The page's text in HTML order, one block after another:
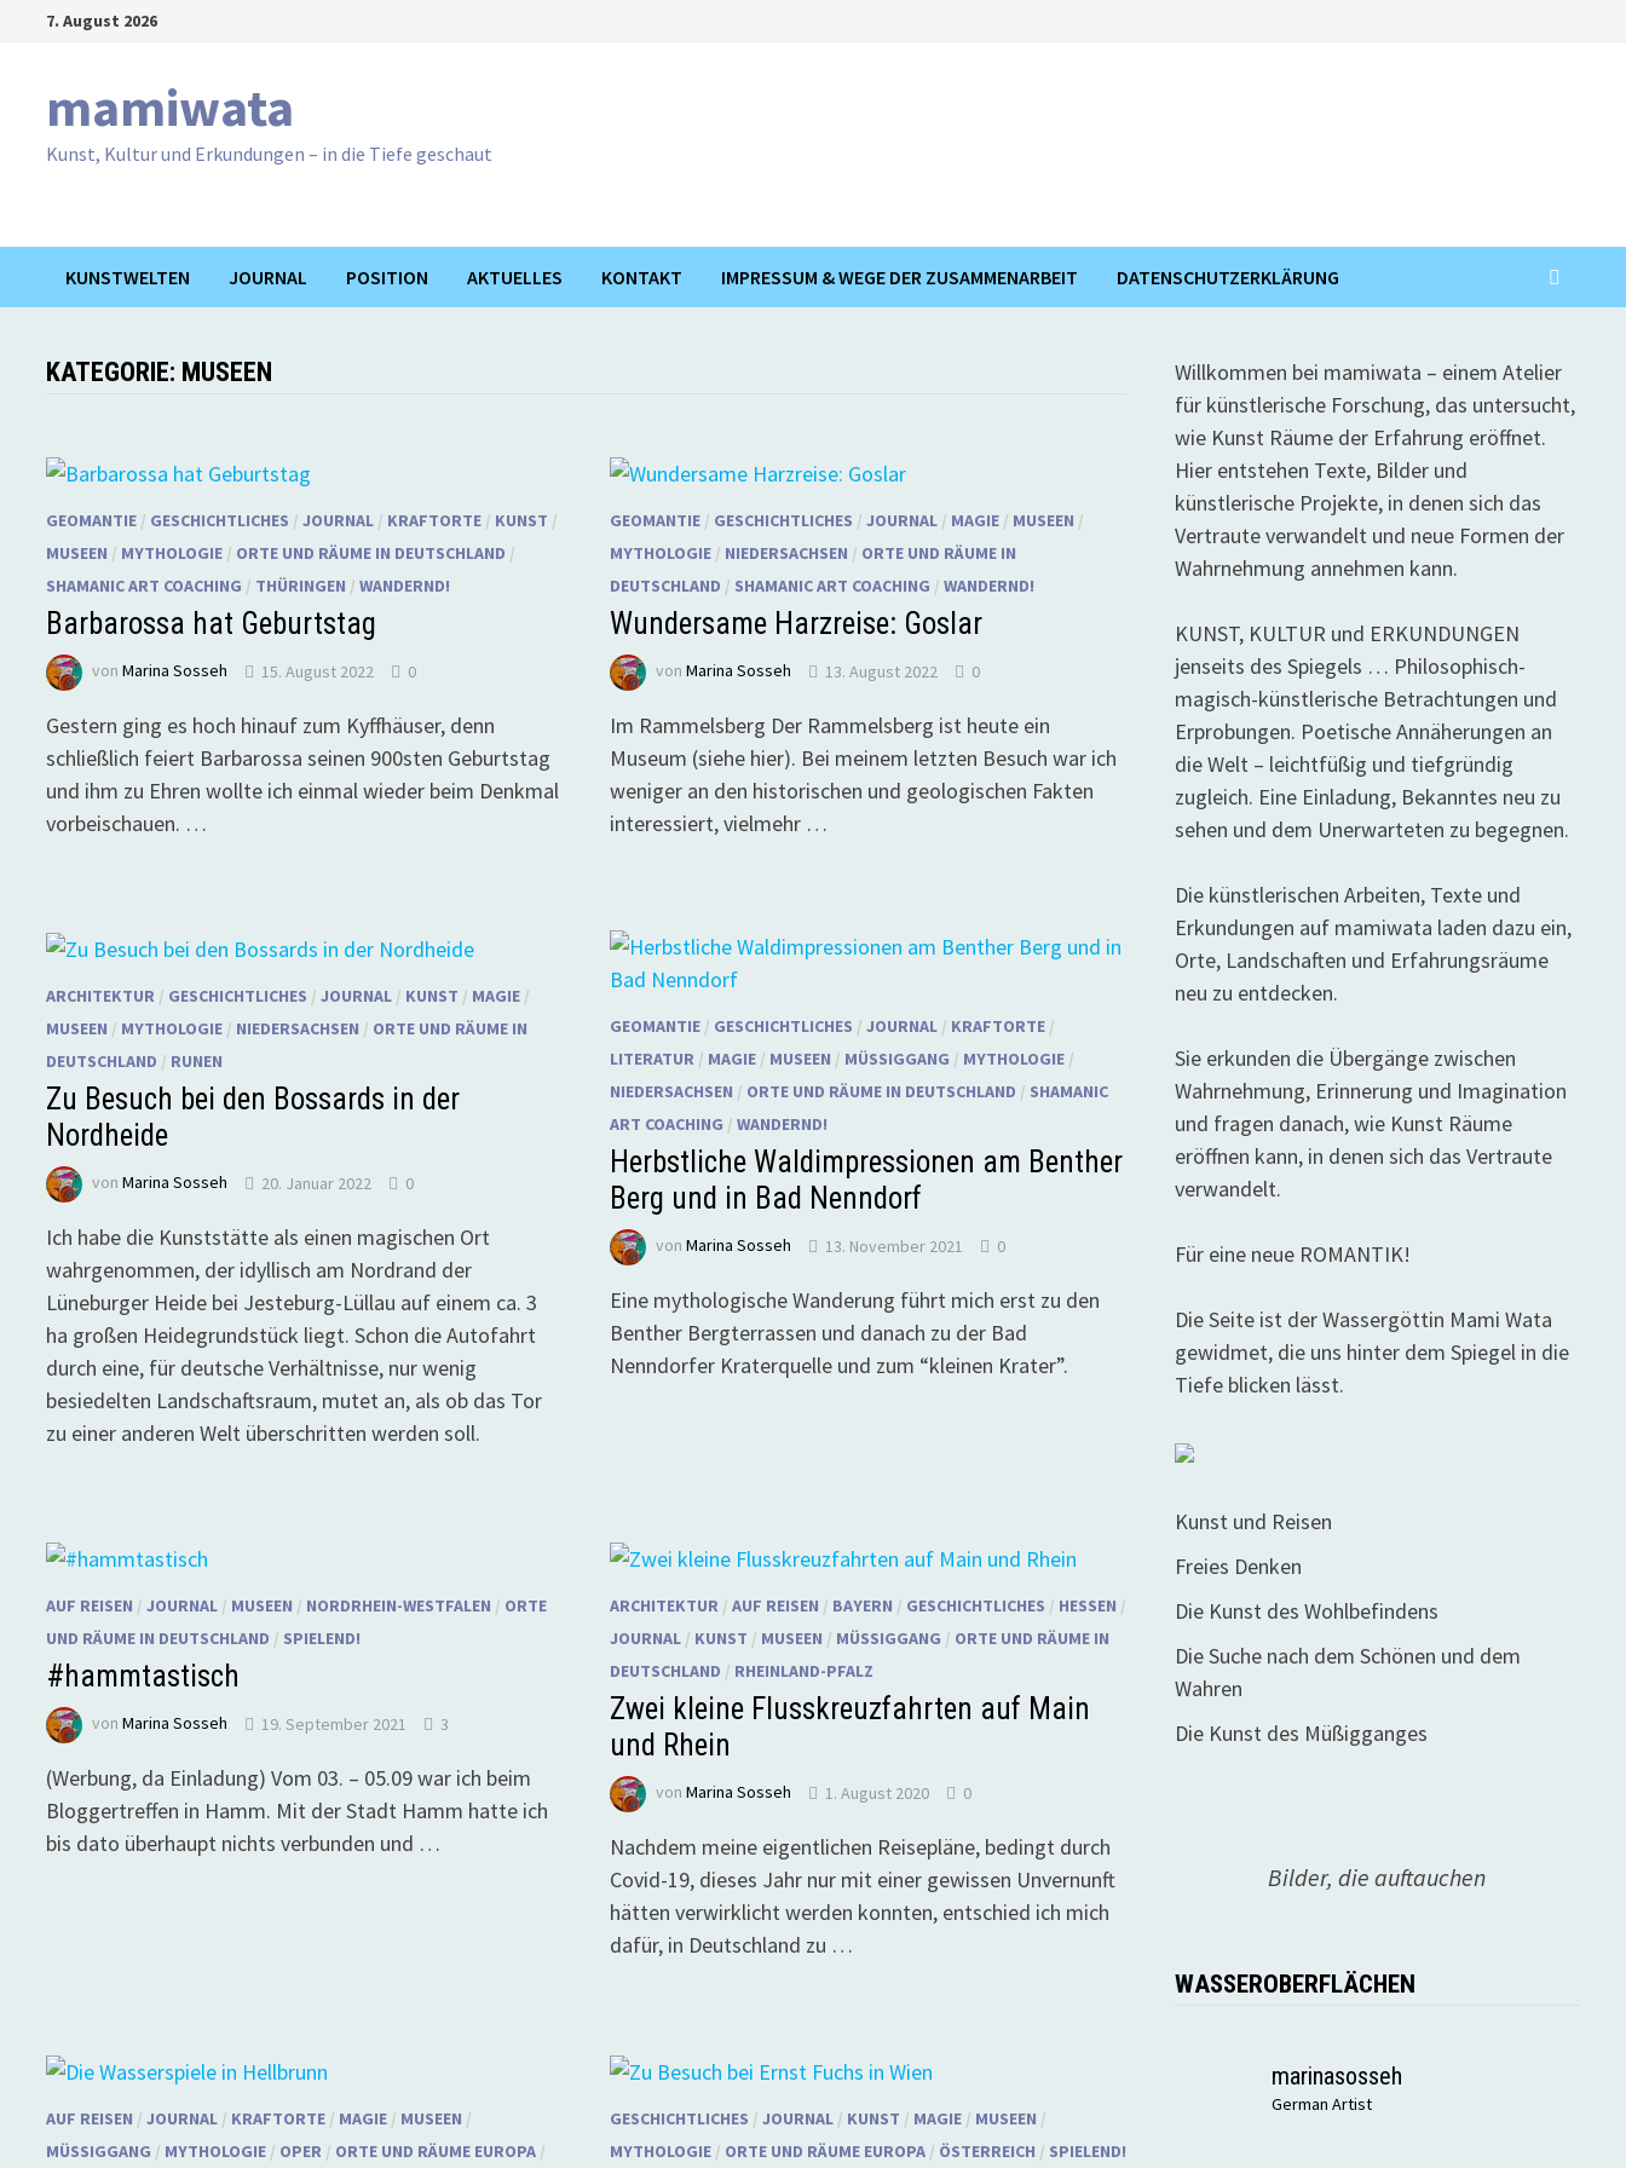
7. August 2026
mamiwata
Kunst, Kultur und Erkundungen – in die Tiefe geschaut
KUNSTWELTEN JOURNAL POSITION AKTUELLES KONTAKT IMPRESSUM & WEGE DER ZUSAMMENARBEIT DATENSCHUTZERKLÄRUNG
KATEGORIE: MUSEEN
GEOMANTIE / GESCHICHTLICHES /JOURNAL / KRAFTORTE / KUNST /
MUSEEN / MYTHOLOGIE / ORTE UND RÄUME IN DEUTSCHLAND /
SHAMANIC ART COACHING / THÜRINGEN /WANDERND!
Barbarossa hat Geburtstag
vonMarina Sosseh 15. August 2022 0
Gestern ging es hoch hinauf zum Kyffhäuser, denn
schließlich feiert Barbarossa seinen 900sten Geburtstag
und ihm zu Ehren wollte ich einmal wieder beim Denkmal
vorbeischauen. …
GEOMANTIE/ GESCHICHTLICHES / JOURNAL/ MAGIE/ MUSEEN /
MYTHOLOGIE/ NIEDERSACHSEN / ORTE UND RÄUME IN
DEUTSCHLAND / SHAMANIC ART COACHING / WANDERND!
Wundersame Harzreise: Goslar
von Marina Sosseh 13. August 2022 0
Im Rammelsberg Der Rammelsberg ist heute ein
Museum (siehe hier). Bei meinem letzten Besuch war ich
weniger an den historischen und geologischen Fakten
interessiert, vielmehr …
ARCHITEKTUR / GESCHICHTLICHES /JOURNAL / KUNST / MAGIE /
MUSEEN / MYTHOLOGIE / NIEDERSACHSEN / ORTE UND RÄUME IN
DEUTSCHLAND / RUNEN
Zu Besuch bei den Bossards in der
Nordheide
vonMarina Sosseh 20. Januar 2022 0
Ich habe die Kunststätte als einen magischen Ort
wahrgenommen, der idyllisch am Nordrand der
Lüneburger Heide bei Jesteburg-Lüllau auf einem ca. 3
ha großen Heidegrundstück liegt. Schon die Autofahrt
durch eine, für deutsche Verhältnisse, nur wenig
besiedelten Landschaftsraum, mutet an, als ob das Tor
zu einer anderen Welt überschritten werden soll.
GEOMANTIE/ GESCHICHTLICHES / JOURNAL/ KRAFTORTE/
LITERATUR / MAGIE/ MUSEEN / MÜSSIGGANG / MYTHOLOGIE/
NIEDERSACHSEN / ORTE UND RÄUME IN DEUTSCHLAND / SHAMANIC
ART COACHING / WANDERND!
Herbstliche Waldimpressionen am Benther
Berg und in Bad Nenndorf
von Marina Sosseh 13. November 2021 0
Eine mythologische Wanderung führt mich erst zu den
Benther Bergterrassen und danach zu der Bad
Nenndorfer Kraterquelle und zum “kleinen Krater”.
AUF REISEN /JOURNAL / MUSEEN / NORDRHEIN-WESTFALEN / ORTE
UND RÄUME IN DEUTSCHLAND / SPIELEND!
#hammtastisch
vonMarina Sosseh 19. September 2021 3
(Werbung, da Einladung) Vom 03. – 05.09 war ich beim
Bloggertreffen in Hamm. Mit der Stadt Hamm hatte ich
bis dato überhaupt nichts verbunden und …
ARCHITEKTUR / AUF REISEN / BAYERN / GESCHICHTLICHES / HESSEN /
JOURNAL/ KUNST / MUSEEN / MÜSSIGGANG / ORTE UND RÄUME IN
DEUTSCHLAND / RHEINLAND-PFALZ
Zwei kleine Flusskreuzfahrten auf Main
und Rhein
von Marina Sosseh 1. August 2020 0
Nachdem meine eigentlichen Reisepläne, bedingt durch
Covid-19, dieses Jahr nur mit einer gewissen Unvernunft
hätten verwirklicht werden konnten, entschied ich mich
dafür, in Deutschland zu …
AUF REISEN /JOURNAL / KRAFTORTE / MAGIE / MUSEEN /
MÜSSIGGANG
/ MYTHOLOGIE / OPER / ORTE UND RÄUME EUROPA /
GESCHICHTLICHES / JOURNAL/ KUNST / MAGIE/ MUSEEN /
MYTHOLOGIE/ ORTE UND RÄUME EUROPA/ ÖSTERREICH / SPIELEND!
Willkommen bei mamiwata – einem Atelier
für künstlerische Forschung, das untersucht,
wie Kunst Räume der Erfahrung eröffnet.
Hier entstehen Texte, Bilder und
künstlerische Projekte, in denen sich das
Vertraute verwandelt und neue Formen der
Wahrnehmung annehmen kann.
KUNST, KULTUR und ERKUNDUNGEN
jenseits des Spiegels … Philosophisch-
magisch-künstlerische Betrachtungen und
Erprobungen. Poetische Annäherungen an
die Welt – leichtfüßig und tiefgründig
zugleich. Eine Einladung, Bekanntes neu zu
sehen und dem Unerwarteten zu begegnen.
Die künstlerischen Arbeiten, Texte und
Erkundungen auf mamiwata laden dazu ein,
Orte, Landschaften und Erfahrungsräume
neu zu entdecken.
Sie erkunden die Übergänge zwischen
Wahrnehmung, Erinnerung und Imagination
und fragen danach, wie Kunst Räume
eröffnen kann, in denen sich das Vertraute
verwandelt.
Für eine neue ROMANTIK!
Die Seite ist der Wassergöttin Mami Wata
gewidmet, die uns hinter dem Spiegel in die
Tiefe blicken lässt.
Kunst und Reisen
Freies Denken
Die Kunst des Wohlbefindens
Die Suche nach dem Schönen und dem
Wahren
Die Kunst des Müßigganges
Bilder, die auftauchen
WASSEROBERFLÄCHEN
marinasosseh
German Artist